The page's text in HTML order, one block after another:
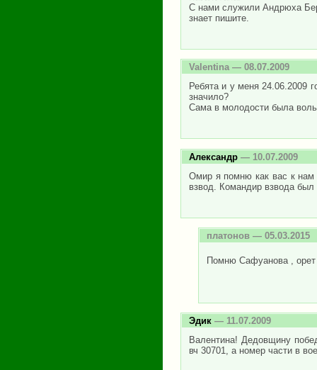
С нами служили Андрюха
знает пишите.
Valentina— 08.07.2009
Ребята и у меня 24.06.2009
значило?
Сама в молодости была
Александр — 10.07.2009
Омир я помню как вас к нам
взвод. Командир взвода
платонов — 05.03.2015
Помню Сафуанова , орет
Эдик — 11.07.2009
Валентина! Дедовщину
вч 30701, а номер части в